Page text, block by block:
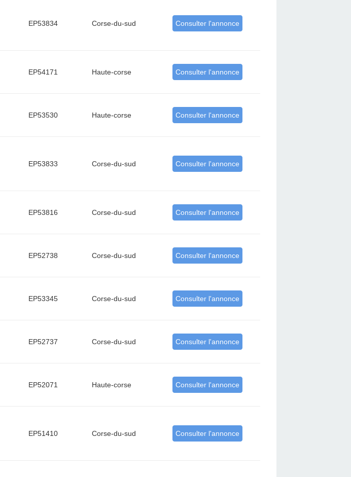
EP53834 Corse-du-sud Consulter l'annonce
EP54171 Haute-corse Consulter l'annonce
EP53530 Haute-corse Consulter l'annonce
EP53833 Corse-du-sud Consulter l'annonce
EP53816 Corse-du-sud Consulter l'annonce
EP52738 Corse-du-sud Consulter l'annonce
EP53345 Corse-du-sud Consulter l'annonce
EP52737 Corse-du-sud Consulter l'annonce
EP52071 Haute-corse Consulter l'annonce
EP51410 Corse-du-sud Consulter l'annonce